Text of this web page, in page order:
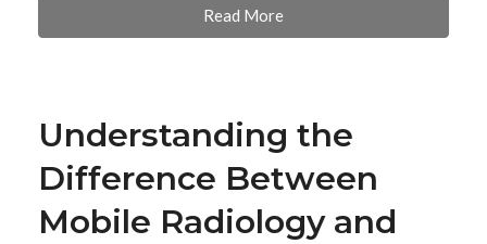
Read More
Understanding the
Difference Between
Mobile Radiology and